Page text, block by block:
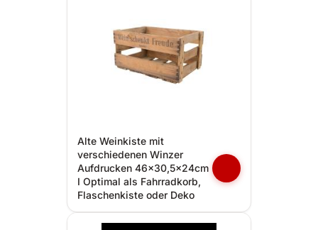
Alte Weinkiste mit
verschiedenen Winzer
Aufdrucken 46x30,5x24cm
I Optimal als Fahrradkorb,
Flaschenkiste oder Deko